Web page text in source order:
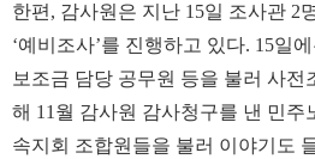
한편, 감사원은 지난 15일 조사관 2
‘예비조사’를 진행하고 있다. 15일
보조금 담당 공무원 등을 불러 사
해 11월 감사원 감사청구를 낸 민주
속지회 조합원들을 불러 이야기도